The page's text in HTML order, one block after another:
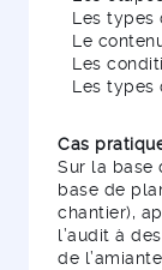
Les types
Le
Les
Les types
Cas
Sur la base
base de
chantier),
l’audit à
de l’amiante